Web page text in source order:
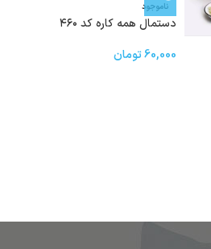
ناموجود
دستمال همه کاره کد ۴۶۰
60,000تومان